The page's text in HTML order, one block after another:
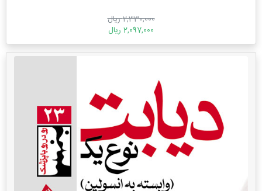
2,330,000 ریال
2,097,000 ریال